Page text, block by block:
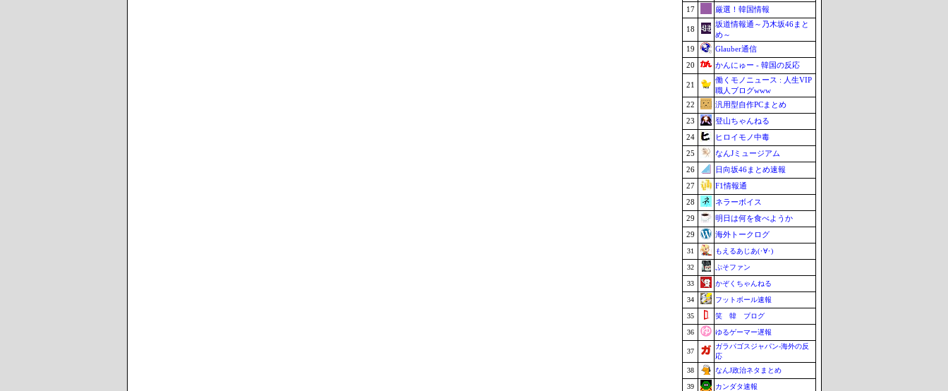
17
厳選！韓国情報
18
坂道情報通～乃木坂46まと
め～
19
Glauber通信
20
かんにゅー - 韓国の反応
21
働くモノニュース : 人生VIP
職人ブログwww
22
汎用型自作PCまとめ
23
登山ちゃんねる
24
ヒロイモノ中毒
25
なんJミュージアム
26
日向坂46まとめ速報
27
F1情報通
28
ネラーボイス
29
明日は何を食べようか
29
海外トークログ
31 もえるあじあ(･∀･)
32 ぷそファン
33 かぞくちゃんねる
34 フットボール速報
35 笑 韓 ブログ
36 ゆるゲーマー遅報
37
ガラパゴスジャパン-海外の反
応
38
なんJ政治ネタまとめ
39 カンダタ速報